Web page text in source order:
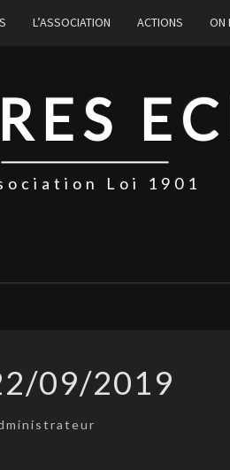
L’ASSOCIATION ACTIONS ON
Loi 1901
09/2019